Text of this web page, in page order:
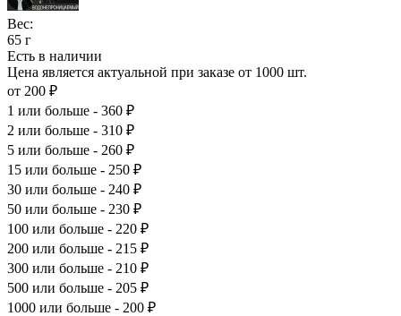
Вес:
65 г
Есть в наличии
Цена является актуальной при заказе от 1000 шт.
от 200 ₽
1 или больше - 360 ₽
2 или больше - 310 ₽
5 или больше - 260 ₽
15 или больше - 250 ₽
30 или больше - 240 ₽
50 или больше - 230 ₽
100 или больше - 220 ₽
200 или больше - 215 ₽
300 или больше - 210 ₽
500 или больше - 205 ₽
1000 или больше - 200 ₽